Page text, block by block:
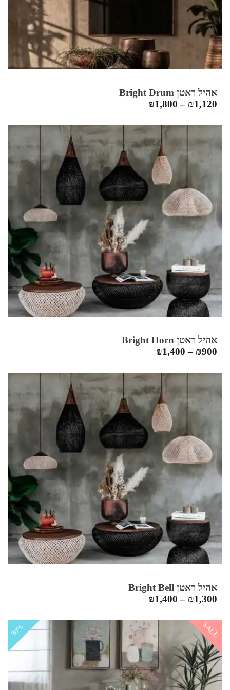
אהיל ראטן Bright Drum
₪1,120
–
₪1,800
אהיל ראטן Bright Horn
₪900
–
₪1,400
אהיל ראטן Bright Bell
₪1,300
–
₪1,400
30% SALE